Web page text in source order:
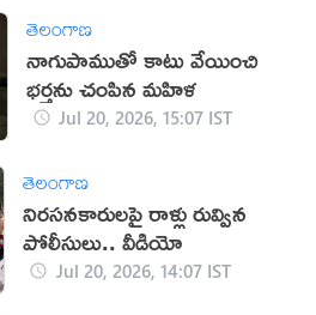
తెలంగాణ
నాగుపాముతో కాటు వేయించి
భర్తను చంపిన మహిళ
Jul 20, 2026, 15:07 IST
తెలంగాణ
నిరసనకారులపై రాళ్లు రువ్విన
పోలీసులు.. వీడియో
Jul 20, 2026, 14:07 IST